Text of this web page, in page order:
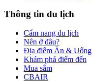
Thông tin du lịch
Cẩm nang du lịch
Nên ở đâu?
Địa điểm Ăn & Uống
Khám phá điểm đến
Mua sắm
CBAIR